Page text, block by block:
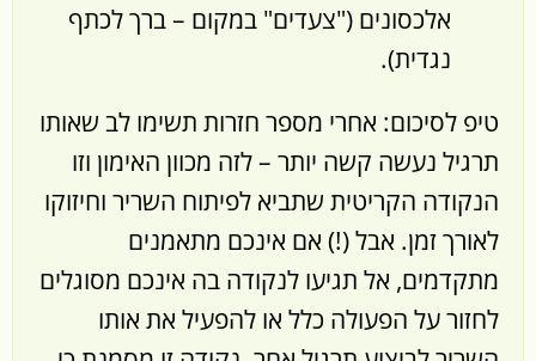
אלכסונים ("צעדים" במקום – ברך לכתף
נגדית).
טיפ לסיכום: אחרי מספר חזרות תשימו לב שאותו
תרגיל נעשה קשה יותר – לזה מכוון האימון וזו
הנקודה הקריטית שתביא לפיתוח השריר וחיזוקו
לאורך זמן. אבל (!) אם אינכם מתאמנים
מתקדמים, אל תגיעו לנקודה בה אינכם מסוגלים
לחזור על הפעולה כלל או להפעיל את אותו